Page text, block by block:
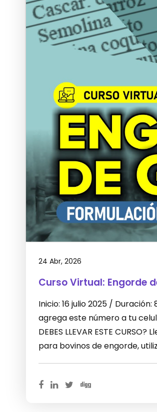
24 Abr, 2026
Curso Virtual: Engorde
Inicio: 16 julio 2025 / Duración:
agrega este número a tu
DEBES LLEVAR ESTE
para bovinos de engorde,